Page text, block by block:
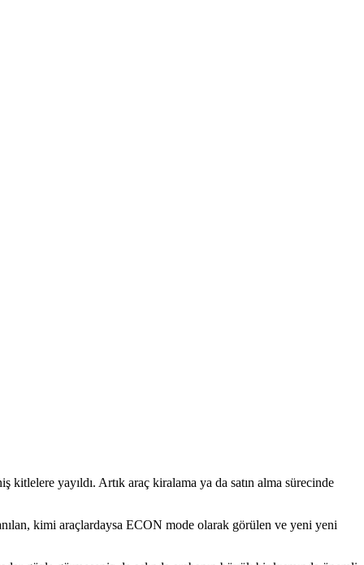
kitlelere yayıldı. Artık araç kiralama ya da satın alma sürecinde
kimi araçlardaysa ECON mode olarak görülen ve yeni yeni